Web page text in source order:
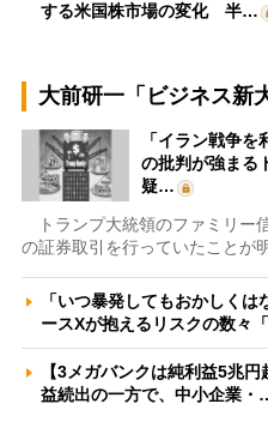
する米国株市場の変化 半…
大前研一「ビジネス新
「イラン戦争
の批判が強まる
疑…
トランプ大統領のファミリー
の証券取引を行っていたことが
「いつ暴発してもおかしく
ースXが抱えるリスクの数々
【3メガバンクは純利益5兆
益続出の一方で、中小企業・